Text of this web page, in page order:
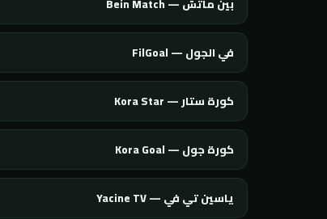
بين ماتش — Bein Match
في الجول — FilGoal
كورة ستار — Kora Star
كورة جول — Kora Goal
ياسين تي في — Yacine TV